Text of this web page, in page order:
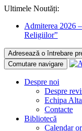
Ultimele Noutăți:
Admiterea 2026
Religiilor”
Adresează o întrebare
Comutare navigare
Despre noi
Despre
Echipa
Contacte
Bibliotecă
Calendar